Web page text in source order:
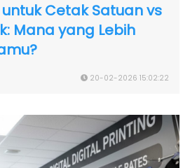
Cetak Satuan vs
Mana yang Lebih
20-02-2026 15:02:22